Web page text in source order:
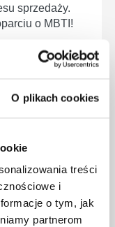
O plikach cookies
treści
i
o tym, jak
partnerom
sprzedaży.
o MBTI!
B2B